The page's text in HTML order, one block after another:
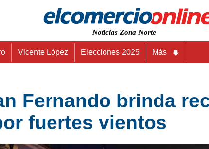
Noticias Zona Norte
Vicente López Elecciones 2025 Más
Fernando brinda
fuertes vientos